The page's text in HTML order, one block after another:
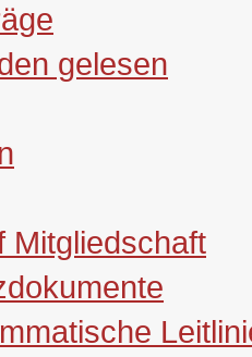
gelesen
Mitgliedschaft